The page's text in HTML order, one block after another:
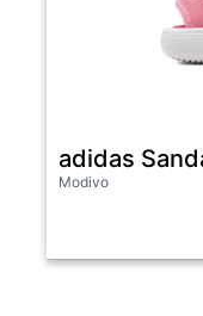
adidas
Modivo